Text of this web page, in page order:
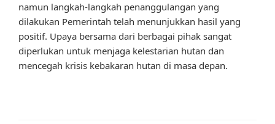
namun langkah-langkah penanggulangan yang
dilakukan Pemerintah telah menunjukkan hasil yang
positif. Upaya bersama dari berbagai pihak sangat
diperlukan untuk menjaga kelestarian hutan dan
mencegah krisis kebakaran hutan di masa depan.